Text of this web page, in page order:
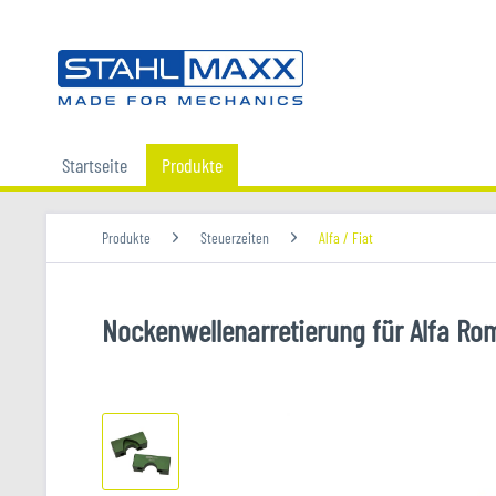
Startseite Produkte
Produkte Steuerzeiten Alfa / Fiat
Nockenwellenarretierung für Alfa